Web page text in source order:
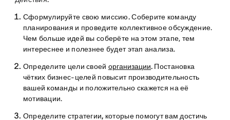
Сформулируйте свою миссию.Соберите команду
планирования и проведите коллективное обсуждение.
Чем больше идей вы соберёте на этом этапе, тем
интереснее и полезнее будет этап анализа.
Определите цели своей организации. Постановка
чётких бизнес-целей повысит производительность
вашей команды и положительно скажется на её
мотивации.
Определите стратегии, которые помогут вам достичь